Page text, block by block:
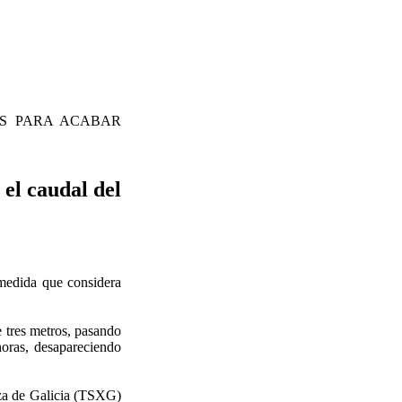
PARA ACABAR
caudal del
que considera
metros, pasando
desapareciendo
de Galicia (TSXG)